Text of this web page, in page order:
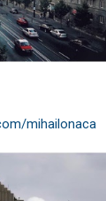
mihailonaca